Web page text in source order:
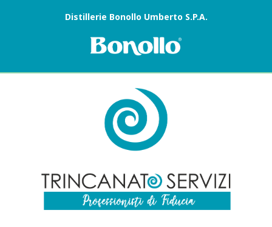
Distillerie Bonollo Umberto S.p.A.